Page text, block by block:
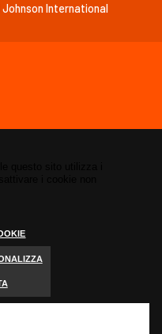
International